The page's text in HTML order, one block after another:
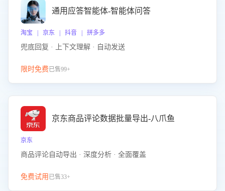
通用应答智能体-智能体问答
淘宝 | 京东 | 抖音 | 拼多多
兜底回复 · 上下文理解 · 自动发送
限时免费已售99+
京东商品评论数据批量导出-八爪鱼
京东
商品评论自动导出 · 深度分析 · 全面覆盖
免费试用 已售33+